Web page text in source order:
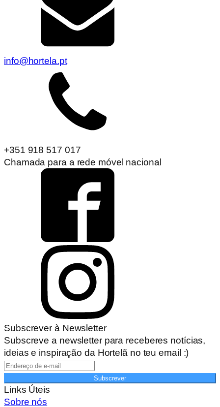
info@hortela.pt
+351 918 517 017
Chamada para a rede móvel nacional
Subscrever à Newsletter
Subscreve a newsletter para receberes notícias,
ideias e inspiração da Hortelã no teu email :)
Subscrever
Links Úteis
Sobre nós